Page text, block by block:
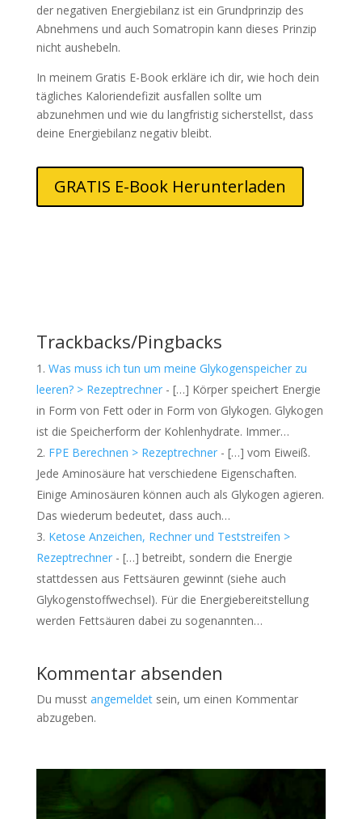
der negativen Energiebilanz ist ein Grundprinzip des
Abnehmens und auch Somatropin kann dieses Prinzip
nicht aushebeln.
In meinem Gratis E-Book erkläre ich dir, wie hoch dein
tägliches Kaloriendefizit ausfallen sollte um
abzunehmen und wie du langfristig sicherstellst, dass
deine Energiebilanz negativ bleibt.
GRATIS E-Book Herunterladen
Trackbacks/Pingbacks
Was muss ich tun um meine Glykogenspeicher zu
leeren? > Rezeptrechner- […] Körper speichert Energie
in Form von Fett oder in Form von Glykogen. Glykogen
ist die Speicherform der Kohlenhydrate. Immer…
FPE Berechnen > Rezeptrechner- […] vom Eiweiß.
Jede Aminosäure hat verschiedene Eigenschaften.
Einige Aminosäuren können auch als Glykogen agieren.
Das wiederum bedeutet, dass auch…
Ketose Anzeichen, Rechner und Teststreifen >
Rezeptrechner- […] betreibt, sondern die Energie
stattdessen aus Fettsäuren gewinnt (siehe auch
Glykogenstoffwechsel). Für die Energiebereitstellung
werden Fettsäuren dabei zu sogenannten…
Kommentar absenden
Du musst angemeldetsein, um einen Kommentar
abzugeben.